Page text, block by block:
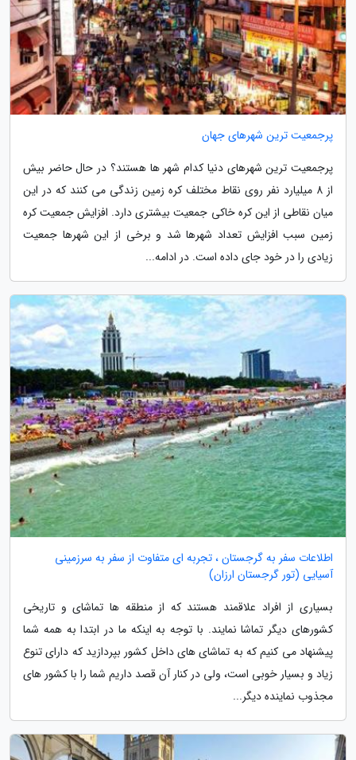
پرجمعیت ترین شهرهای جهان
پرجمعیت ترین شهرهای دنیا کدام شهر ها هستند؟ در حال حاضر بیش
از 8 میلیارد نفر روی نقاط مختلف کره زمین زندگی می کنند که در این
میان نقاطی از این کره خاکی جمعیت بیشتری دارد. افزایش جمعیت کره
زمین سبب افزایش تعداد شهرها شد و برخی از این شهرها جمعیت
زیادی را در خود جای داده است. در ادامه...
اطلاعات سفر به گرجستان ، تجربه ای متفاوت از سفر به سرزمینی
آسیایی (تور گرجستان ارزان)
بسیاری از افراد علاقمند هستند که از منطقه ها تماشای و تاریخی
کشورهای دیگر تماشا نمایند. با توجه به اینکه ما در ابتدا به همه شما
پیشنهاد می کنیم که به تماشای های داخل کشور بپردازید که دارای تنوع
زیاد و بسیار خوبی است، ولی در کنار آن قصد داریم شما را با کشور های
مجذوب نماینده دیگر...